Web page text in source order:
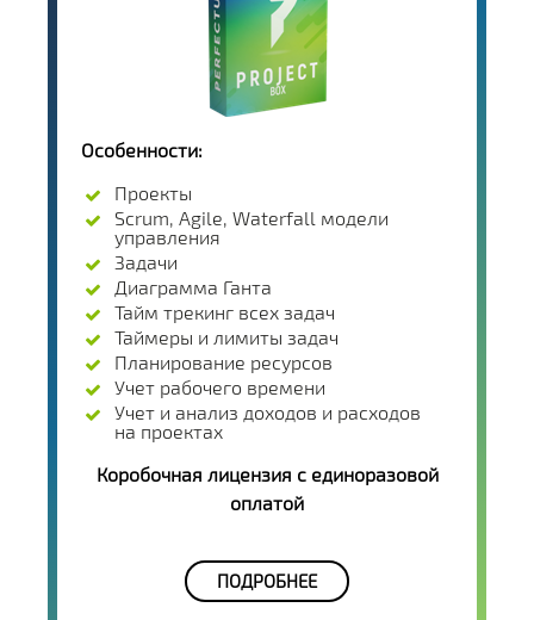
Особенности:
Проекты
Scrum, Agile, Waterfall модели
управления
Задачи
Диаграмма Ганта
Тайм трекинг всех задач
Таймеры и лимиты задач
Планирование ресурсов
Учет рабочего времени
Учет и анализ доходов и расходов
на проектах
Коробочная лицензия с единоразовой
оплатой
ПОДРОБНЕЕ